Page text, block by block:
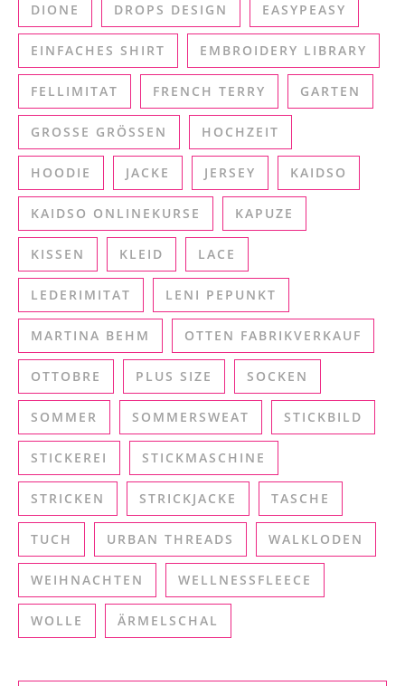
DIONE DROPS DESIGN EASYPEASY
EINFACHES SHIRT EMBROIDERY LIBRARY
FELLIMITAT FRENCH TERRY GARTEN
GROSSE GRÖSSEN HOCHZEIT
HOODIE JACKE JERSEY KAIDSO
KAIDSO ONLINEKURSE KAPUZE
KISSEN KLEID LACE
LEDERIMITAT LENI PEPUNKT
MARTINA BEHM OTTEN FABRIKVERKAUF
OTTOBRE PLUS SIZE SOCKEN
SOMMER SOMMERSWEAT STICKBILD
STICKEREI STICKMASCHINE
STRICKEN STRICKJACKE TASCHE
TUCH URBAN THREADS WALKLODEN
WEIHNACHTEN WELLNESSFLEECE
WOLLE ÄRMELSCHAL